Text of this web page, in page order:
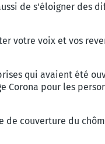
de s'éloigner des
votre voix et vos
qui avaient été
Corona pour les
de couverture du